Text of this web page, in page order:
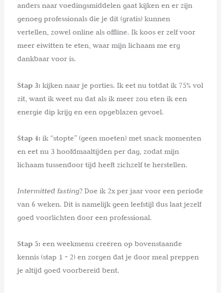
anders naar voedingsmiddelen gaat kijken en er zijn
genoeg professionals die je dit (gratis) kunnen
vertellen, zowel online als offline. Ik koos er zelf voor
meer eiwitten te eten, waar mijn lichaam me erg
dankbaar voor is.
Stap 3: kijken naar je porties. Ik eet nu totdat ik 75% vol
zit, want ik weet nu dat als ik meer zou eten ik een
energie dip krijg en een opgeblazen gevoel.
Stap 4: ik “stopte” (geen moeten) met snack momenten
en eet nu 3 hoofdmaaltijden per dag, zodat mijn
lichaam tussendoor tijd heeft zichzelf te herstellen.
Intermitted fasting? Doe ik 2x per jaar voor een periode
van 6 weken. Dit is namelijk geen leefstijl dus laat jezelf
goed voorlichten door een professional.
Stap 5: een weekmenu creëren op bovenstaande
kennis (stap 1 + 2) en zorgen dat je door meal preppen
je altijd goed voorbereid bent.